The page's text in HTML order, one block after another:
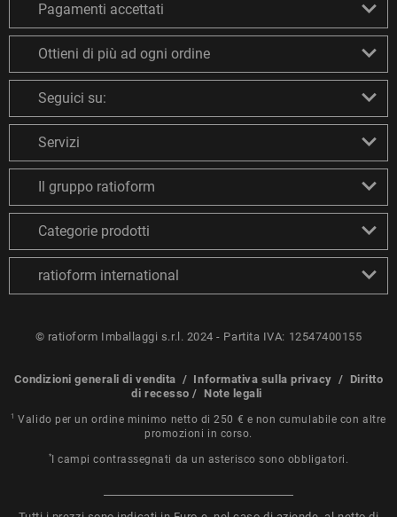
Pagamenti accettati
Ottieni di più ad ogni ordine
Seguici su:
Servizi
Il gruppo ratioform
Categorie prodotti
ratioform international
© ratioform Imballaggi s.r.l. 2024 - Partita IVA: 12547400155
Condizioni generali di vendita / Informativa sulla privacy / Diritto
di recesso / Note legali
1Valido per un ordine minimo netto di 250 € e non cumulabile con altre
promozioni in corso.
* I campi contrassegnati da un asterisco sono obbligatori.